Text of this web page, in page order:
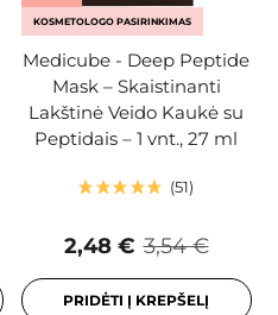
KOSMETOLOGO PASIRINKIMAS
Medicube - Deep Peptide
Mask – Skaistinanti
Lakštinė Veido Kaukė su
Peptidais – 1 vnt., 27 ml
51
3,54 €
2,48 €
PRIDĖTI Į KREPŠELĮ